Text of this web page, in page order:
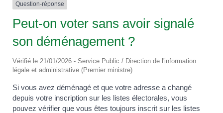
Question-réponse
Peut-on voter sans avoir signalé
son déménagement ?
Vérifié le 21/01/2026 - Service Public / Direction de l'information
légale et administrative (Premier ministre)
Si vous avez déménagé et que votre adresse a changé
depuis votre inscription sur les listes électorales, vous
pouvez vérifier que vous êtes toujours inscrit sur les listes